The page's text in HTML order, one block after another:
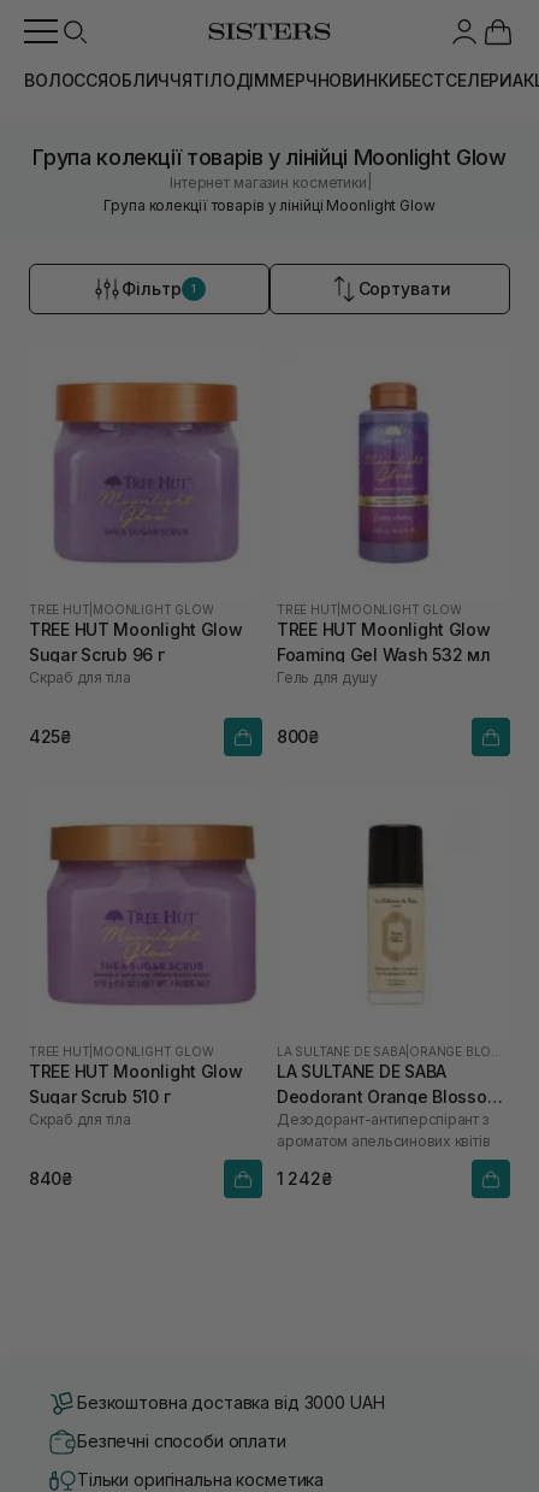
ВОЛОССЯОБЛИЧЧЯТІЛОДІММЕРЧНОВИНКИБЕСТСЕЛЕРИ
Група колекції товарів у лінійці Moonlight Glow
Інтернет магазин косметики
Група колекції товарів у лінійці Moonlight Glow
Фільтр 1 Сортувати
TREE HUT MOONLIGHT GLOW
TREE HUT Moonlight Glow
Sugar Scrub 96 г
Скраб для тіла
425₴
TREE HUT MOONLIGHT GLOW
TREE HUT Moonlight Glow
Foaming Gel Wash 532 мл
Гель для душу
800₴
TREE HUT MOONLIGHT GLOW
TREE HUT Moonlight Glow
Sugar Scrub 510 г
Скраб для тіла
840₴
LA SULTANE DE SABA
LA SULTANE DE SABA
Deodorant Orange Blossom
50 мл
Дезодорант-антиперспірант з
ароматом апельсинових квітів
1 242₴
Безкоштовна доставка від 3000 UAH
Безпечні способи оплати
Тільки оригінальна косметика